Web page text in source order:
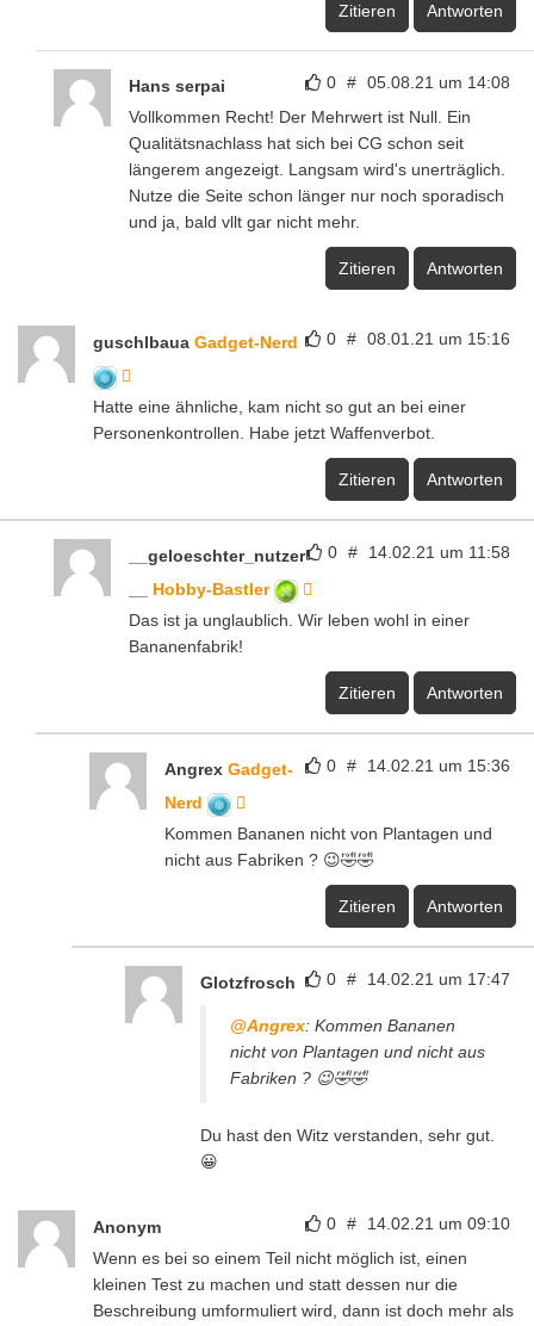
Zitieren Antworten
0 # 05.08.21 um 14:08
Hans serpai
Vollkommen Recht! Der Mehrwert ist Null. Ein
Qualitätsnachlass hat sich bei CG schon seit
längerem angezeigt. Langsam wird's unerträglich.
Nutze die Seite schon länger nur noch sporadisch
und ja, bald vllt gar nicht mehr.
Zitieren Antworten
0 # 08.01.21 um 15:16
guschlbaua Gadget-Nerd
Hatte eine ähnliche, kam nicht so gut an bei einer
Personenkontrollen. Habe jetzt Waffenverbot.
Zitieren Antworten
0 # 14.02.21 um 11:58
__geloeschter_nutzer
Hobby-Bastler
Das ist ja unglaublich. Wir leben wohl in einer
Bananenfabrik!
Zitieren Antworten
0 # 14.02.21 um 15:36
Angrex Gadget-
Nerd
Kommen Bananen nicht von Plantagen und
nicht aus Fabriken ? 😉🤣🤣
Zitieren Antworten
0 # 14.02.21 um 17:47
Glotzfrosch
@Angrex: Kommen Bananen
nicht von Plantagen und nicht aus
Fabriken ? 😉🤣🤣
Du hast den Witz verstanden, sehr gut.
😀
0 # 14.02.21 um 09:10
Anonym
Wenn es bei so einem Teil nicht möglich ist, einen
kleinen Test zu machen und statt dessen nur die
Beschreibung umformuliert wird, dann ist doch mehr als